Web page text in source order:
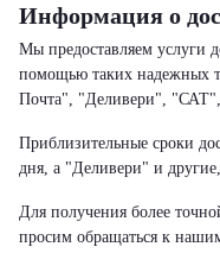
Информация о
Мы предоставляем услуги
помощью таких надежных
Почта", "Деливери",
Приблизительные сроки
дня, а "Деливери" и
Для получения более
просим обращаться к